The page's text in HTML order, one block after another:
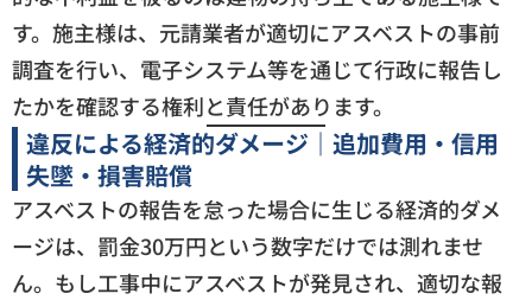
す。施主様は、元請業者が適切にアスベストの事前
調査を行い、電子システム等を通じて行政に報告し
たかを確認する権利と責任があります。
違反による経済的ダメージ｜追加費用・信用
失墜・損害賠償
アスベストの報告を怠った場合に生じる経済的ダメ
ージは、罰金30万円という数字だけでは測れませ
ん。もし工事中にアスベストが発見され、適切な報